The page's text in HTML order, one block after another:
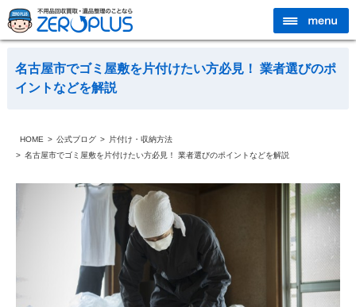
名古屋市でゴミ屋敷を片付けたい方必見！ 業者選びのポ
イントなどを解説
HOME 公式ブログ
片付け・収納方法
名古屋市でゴミ屋敷を片付けたい方必見！ 業者選びのポイントなどを解説